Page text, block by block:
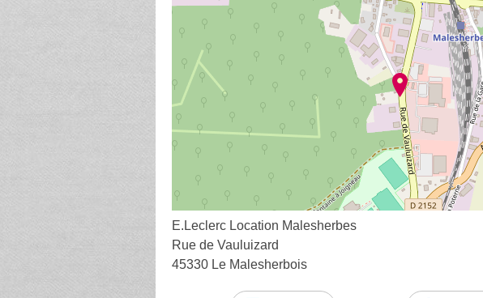
E.Leclerc Location Malesherbes
Rue de Vauluizard
45330 Le Malesherbois